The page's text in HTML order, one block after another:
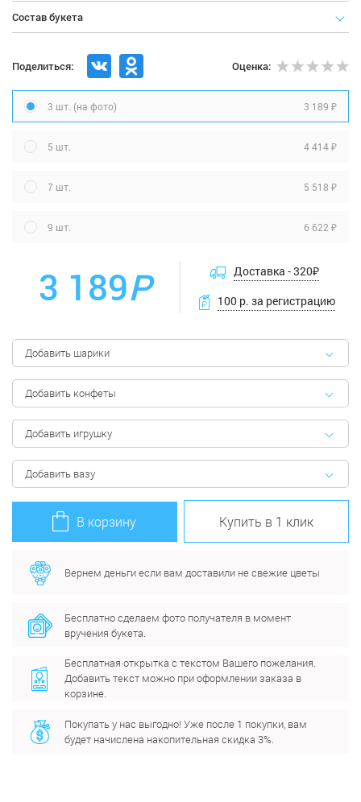
Состав букета
Поделиться: Оценка:
3 шт. (на фото) 3 189 ₽
5 шт. 4 414 ₽
7 шт. 5 518 ₽
9 шт. 6 622 ₽
3 189Р Доставка -320₽
100 р. за регистрацию
Добавить шарики
Добавить конфеты
Добавить игрушку
Добавить вазу
В корзину Купить в 1 клик
Вернем деньги если вам доставили не свежие цветы
Бесплатно сделаем фото получателя в момент
вручения букета.
Бесплатная открытка с текстом Вашего пожелания.
Добавить текст можно при оформлении заказа в
корзине.
Покупать у нас выгодно! Уже после 1 покупки, вам
будет начислена накопительная скидка 3%.